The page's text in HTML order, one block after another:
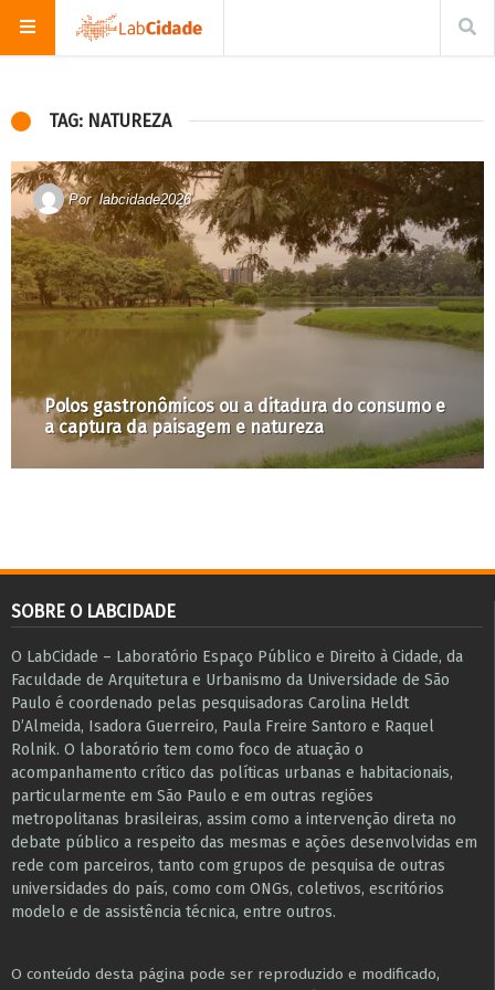
TAG: NATUREZA
Porlabcidade2026
Polos gastronômicos ou a ditadura do consumo e
a captura da paisagem e natureza
SOBRE O LABCIDADE
O LabCidade – Laboratório Espaço Público e Direito à Cidade, da
Faculdade de Arquitetura e Urbanismo da Universidade de São
Paulo é coordenado pelas pesquisadoras Carolina Heldt
D’Almeida, Isadora Guerreiro, Paula Freire Santoro e Raquel
Rolnik. O laboratório tem como foco de atuação o
acompanhamento crítico das políticas urbanas e habitacionais,
particularmente em São Paulo e ​em outras regiões
metropolitanas brasileiras, assim como a intervenção direta no
debate público a respeito das mesmas e ações desenvolvidas em
r​e​de com parceiros, tanto com grupos de pesquisa ​de outras
universidades do país, como com ONGs, coletivos, escritórios
modelo e de assistência técnica​, entre outros​.
O conteúdo desta página pode ser reproduzido e modificado,